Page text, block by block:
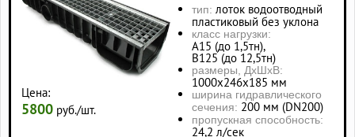
Цена:
5800 руб./шт.
тип: лоток водоотводный
пластиковый без уклона
класс нагрузки:
А15 (до 1,5тн),
В125 (до 12,5тн)
размеры, ДхШхВ:
1000х246х185 мм
ширина гидравлического
сечения: 200 мм (DN200)
пропускная способность:
24,2 л/сек